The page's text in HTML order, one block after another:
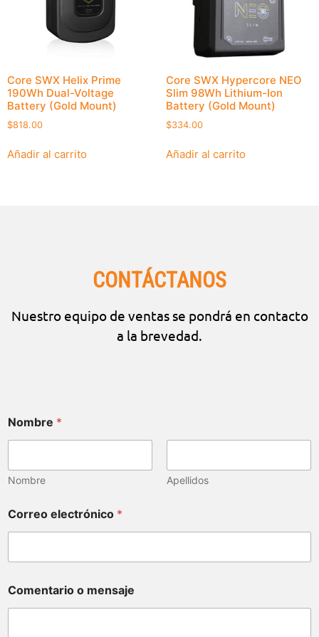
Core SWX Helix Prime
190Wh Dual-Voltage
Battery (Gold Mount)
$818.00
Añadir al carrito
Core SWX Hypercore NEO
Slim 98Wh Lithium-Ion
Battery (Gold Mount)
$334.00
Añadir al carrito
CONTÁCTANOS
Nuestro equipo de ventas se pondrá en contacto
a la brevedad.
Nombre *
Nombre Apellidos
Correo electrónico *
Comentario o mensaje